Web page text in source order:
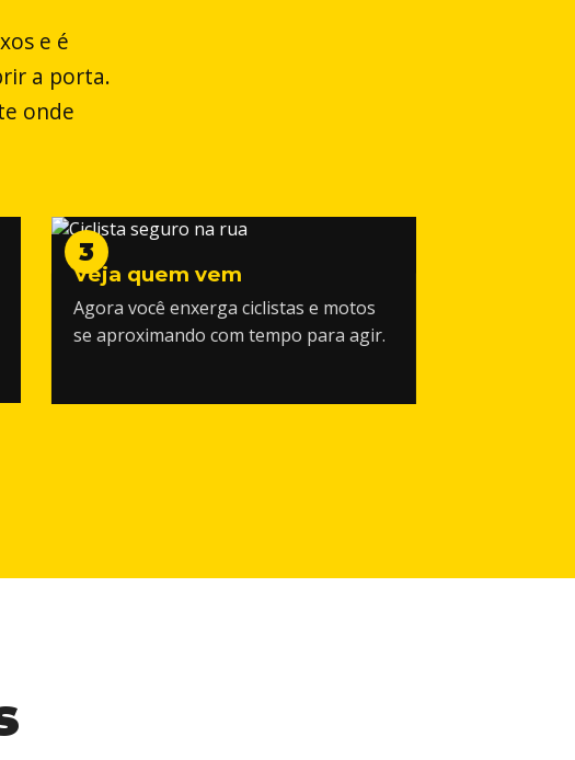
e é
a porta.
onde
3
Veja quem vem
Agora você enxerga ciclistas e motos
se aproximando com tempo para agir.